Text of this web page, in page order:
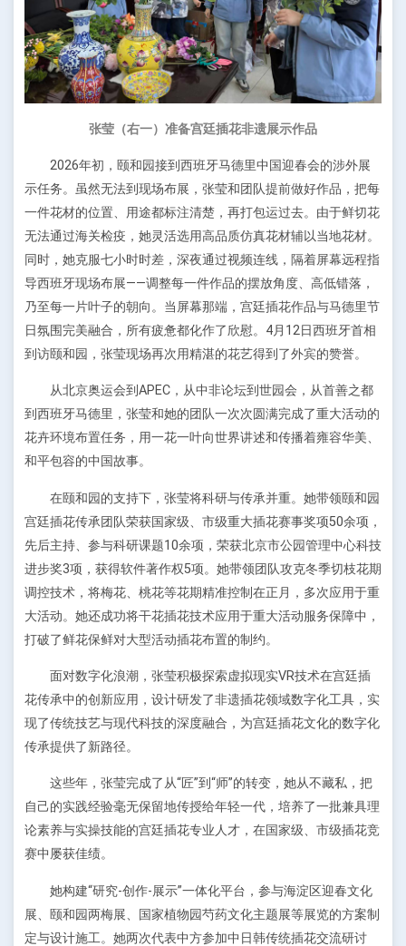
张莹（右一）准备宫廷插花非遗展示作品
2026年初，颐和园接到西班牙马德里中国迎春会的涉外展
示任务。虽然无法到现场布展，张莹和团队提前做好作品，把每
一件花材的位置、用途都标注清楚，再打包运过去。由于鲜切花
无法通过海关检疫，她灵活选用高品质仿真花材辅以当地花材。
同时，她克服七小时时差，深夜通过视频连线，隔着屏幕远程指
导西班牙现场布展——调整每一件作品的摆放角度、高低错落，
乃至每一片叶子的朝向。当屏幕那端，宫廷插花作品与马德里节
日氛围完美融合，所有疲惫都化作了欣慰。4月12日西班牙首相
到访颐和园，张莹现场再次用精湛的花艺得到了外宾的赞誉。
从北京奥运会到APEC，从中非论坛到世园会，从首善之都
到西班牙马德里，张莹和她的团队一次次圆满完成了重大活动的
花卉环境布置任务，用一花一叶向世界讲述和传播着雍容华美、
和平包容的中国故事。
在颐和园的支持下，张莹将科研与传承并重。她带领颐和园
宫廷插花传承团队荣获国家级、市级重大插花赛事奖项50余项，
先后主持、参与科研课题10余项，荣获北京市公园管理中心科技
进步奖3项，获得软件著作权5项。她带领团队攻克冬季切枝花期
调控技术，将梅花、桃花等花期精准控制在正月，多次应用于重
大活动。她还成功将干花插花技术应用于重大活动服务保障中，
打破了鲜花保鲜对大型活动插花布置的制约。
面对数字化浪潮，张莹积极探索虚拟现实VR技术在宫廷插
花传承中的创新应用，设计研发了非遗插花领域数字化工具，实
现了传统技艺与现代科技的深度融合，为宫廷插花文化的数字化
传承提供了新路径。
这些年，张莹完成了从“匠”到“师”的转变，她从不藏私，把
自己的实践经验毫无保留地传授给年轻一代，培养了一批兼具理
论素养与实操技能的宫廷插花专业人才，在国家级、市级插花竞
赛中屡获佳绩。
她构建“研究-创作-展示”一体化平台，参与海淀区迎春文化
展、颐和园两梅展、国家植物园芍药文化主题展等展览的方案制
定与设计施工。她两次代表中方参加中日韩传统插花交流研讨